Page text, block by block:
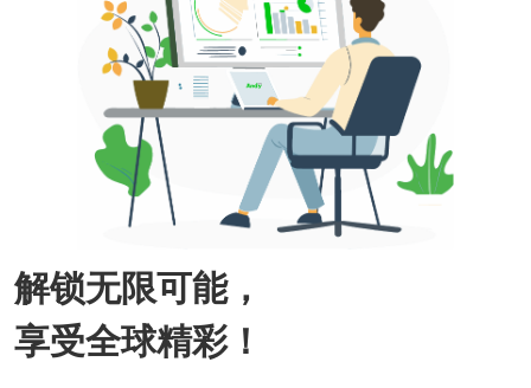
解锁无限可能，
享受全球精彩！